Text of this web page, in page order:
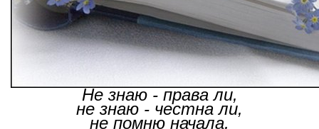
Не знаю - права ли,
не знаю - честна ли,
не помню начала,